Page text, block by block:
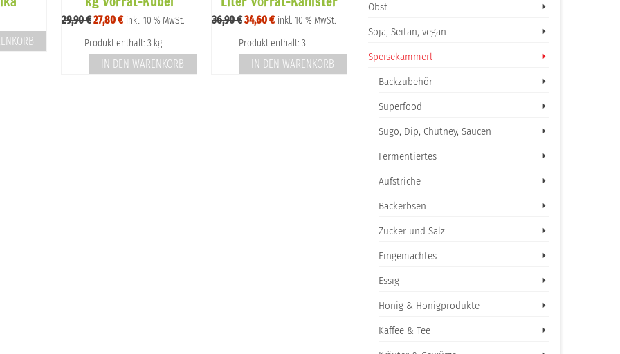
29,90€Ursprünglicher
war:
29,90 €
27,80€Aktueller
ist:
27,80 €.
inkl. 10 % MwSt.
Produkt enthält: 3 kg
IN DEN WARENKORB
36,90€Ursprünglicher
war:
36,90 €
34,60€Aktueller
ist:
34,60 €.
inkl. 10 % MwSt.
Produkt enthält: 3 l
IN DEN WARENKORB IN DEN WARENKORB
Preis
Obst
Soja, Seitan, vegan
Speisekammerl
Backzubehör
Superfood
Sugo, Dip, Chutney, Saucen
Fermentiertes
Aufstriche
Backerbsen
Zucker und Salz
Eingemachtes
Essig
Honig & Honigprodukte
Kaffee & Tee